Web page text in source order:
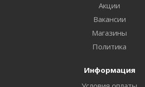
Акции
Вакансии
Магазины
Политика
Информация